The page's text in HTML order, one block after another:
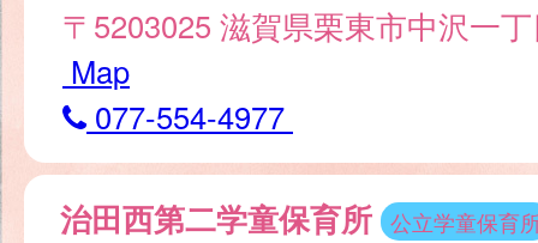
〒5203025 滋賀県栗東市中沢一
Map
077-554-4977
治田西第二学童保育所 公立学童保育